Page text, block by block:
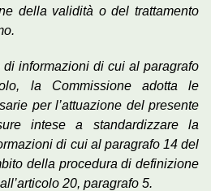
della validità o del trattamento
informazioni di cui al paragrafo
la Commissione adotta le
per l’attuazione del presente
intese a standardizzare la
di cui al paragrafo 14 del
della procedura di definizione
20, paragrafo 5.